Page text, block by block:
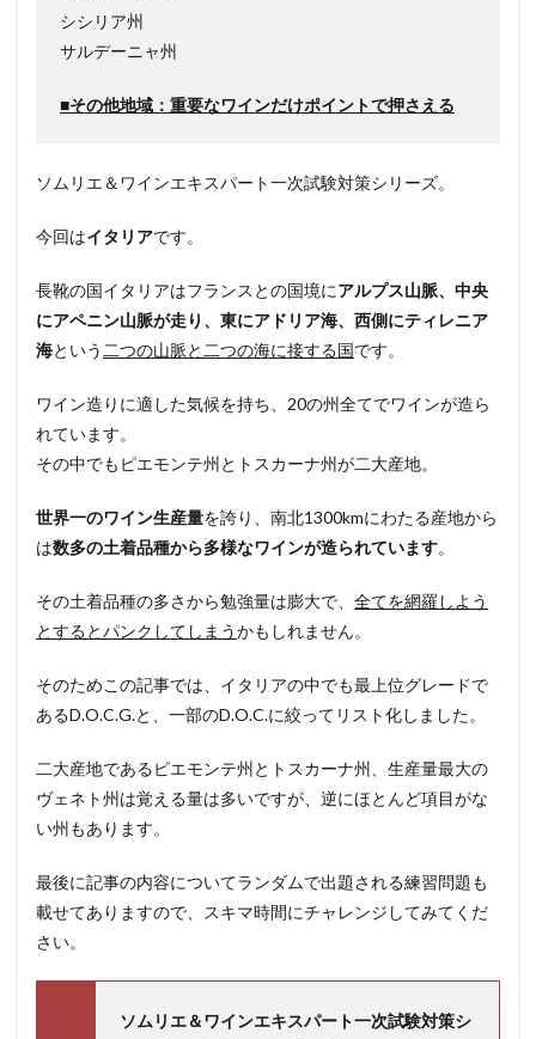
シシリア州
サルデーニャ州
■その他地域：重要なワインだけポイントで押さえる
ソムリエ＆ワインエキスパート一次試験対策シリーズ。
今回はイタリアです。
長靴の国イタリアはフランスとの国境にアルプス山脈、中央
にアペニン山脈が走り、東にアドリア海、西側にティレニア
海という 二つの山脈と二つの海に接する国です。
ワイン造りに適した気候を持ち、20の州全てでワインが造ら
れています。
その中でもピエモンテ州とトスカーナ州が二大産地。
世界一のワイン生産量を誇り、南北1300kmにわたる産地から
は数多の土着品種から多様なワインが造られています。
その土着品種の多さから勉強量は膨大で、 全てを網羅しよう
とするとパンクしてしまうかもしれません。
そのためこの記事では、イタリアの中でも最上位グレードで
あるD.O.C.G.と、一部のD.O.C.に絞ってリスト化しました。
二大産地であるピエモンテ州とトスカーナ州、生産量最大の
ヴェネト州は覚える量は多いですが、逆にほとんど項目がな
い州もあります。
最後に記事の内容についてランダムで出題される練習問題も
載せてありますので、スキマ時間にチャレンジしてみてくだ
さい。
ソムリエ＆ワインエキスパート一次試験対策シ